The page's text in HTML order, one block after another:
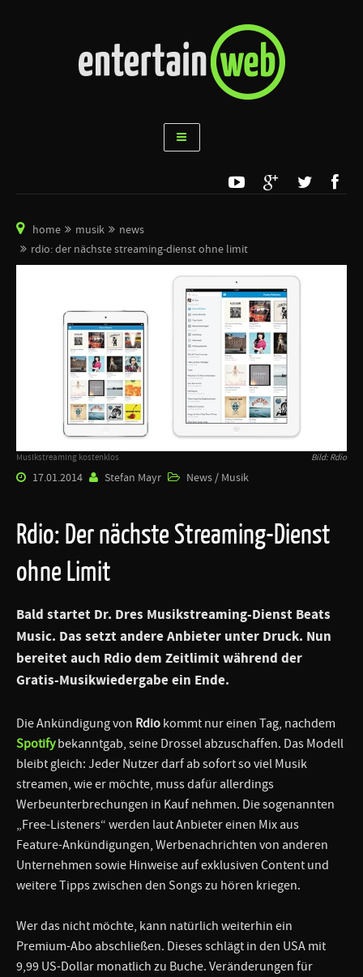
home musik
news
rdio: der nächste streaming-dienst ohne limit
Musikstreaming kostenklos Bild: Rdio
17.01.2014 Stefan Mayr News / Musik
Rdio: Der nächste Streaming-Dienst
ohne Limit
Bald startet Dr. Dres Musikstreaming-Dienst Beats
Music. Das setzt andere Anbieter unter Druck. Nun
bereitet auch Rdiodem Zeitlimit während der
Gratis-Musikwiedergabe ein Ende.
Die Ankündigung von Rdio kommt nur einen Tag, nachdem
Spotify bekanntgab, seine Drossel abzuschaffen. Das Modell
bleibt gleich: Jeder Nutzer darf ab sofort so viel Musik
streamen, wie er möchte, muss dafür allerdings
Werbeunterbrechungen in Kauf nehmen. Die sogenannten
„Free-Listeners“ werden laut Anbieter einen Mix aus
Feature-Ankündigungen, Werbenachrichten von anderen
Unternehmen sowie Hinweise auf exklusiven Content und
weitere Tipps zwischen den Songs zu hören kriegen.
Wer das nicht möchte, kann natürlich weiterhin ein
Premium-Abo abschließen. Dieses schlägt in den USA mit
9,99 US-Dollar monatlich zu Buche. Veränderungen für